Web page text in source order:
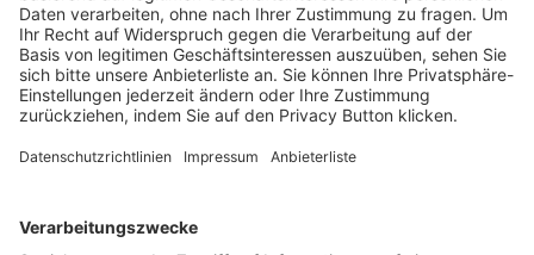
Trainerbörse
Login SpielPlus
FOLGE DEM BFV